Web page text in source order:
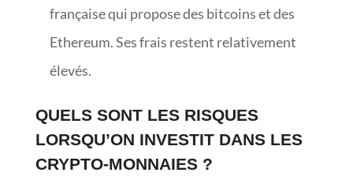
française qui propose des bitcoins et des
Ethereum. Ses frais restent relativement
élevés.
QUELS SONT LES RISQUES
LORSQU’ON INVESTIT DANS LES
CRYPTO-MONNAIES ?